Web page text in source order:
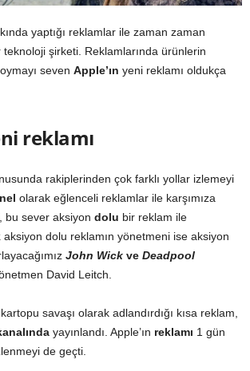
yaptığı reklamlar ile zaman zaman
şirketi. Reklamlarında ürünlerin
seven Apple’ın yeni reklamı oldukça
reklamı
rakiplerinden çok farklı yollar izlemeyi
olarak eğlenceli reklamlar ile karşımıza
bu sever aksiyon dolu bir reklam ile
aksiyon dolu reklamın yönetmeni ise aksiyon
John Wick ve Deadpool
David Leitch.
savaşı olarak adlandırdığı kısa reklam,
yayınlandı. Apple’ın reklamı 1 gün
de geçti.